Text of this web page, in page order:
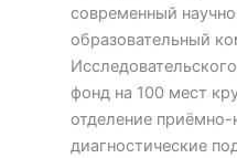
современный
образовательный
фонд на 100 мест
отделение
диагностические